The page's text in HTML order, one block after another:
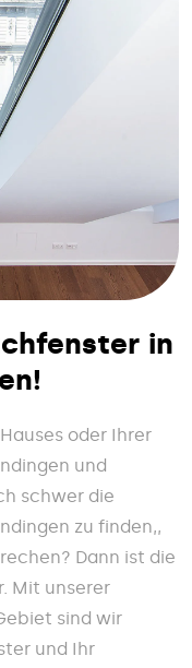
in
oder Ihrer
und
schwer die
zu finden,,
Dann ist die
Mit unserer
sind wir
und Ihr